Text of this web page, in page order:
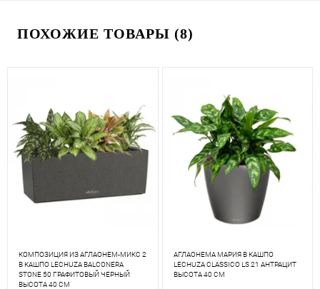
ПОХОЖИЕ ТОВАРЫ (8)
КОМПОЗИЦИЯ ИЗ АГЛАОНЕМ-МИКС 2
В КАШПО LECHUZA BALCONERA
STONE 50 ГРАФИТОВЫЙ ЧЕРНЫЙ
ВЫСОТА 40 СМ
АГЛАОНЕМА МАРИЯ В КАШПО
LECHUZA СLASSICO LS 21 АНТРАЦИТ
ВЫСОТА 40 СМ